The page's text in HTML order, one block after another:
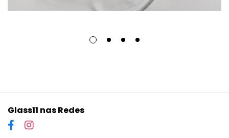
Glass11 nas Redes